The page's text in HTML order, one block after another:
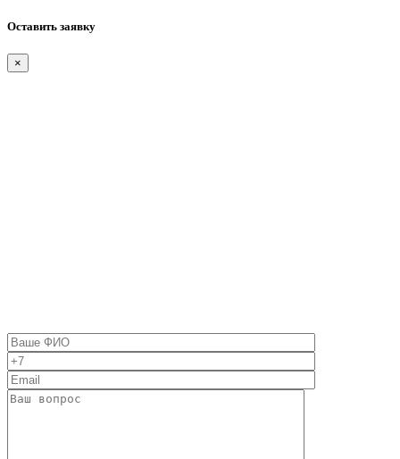
Оставить заявку
×